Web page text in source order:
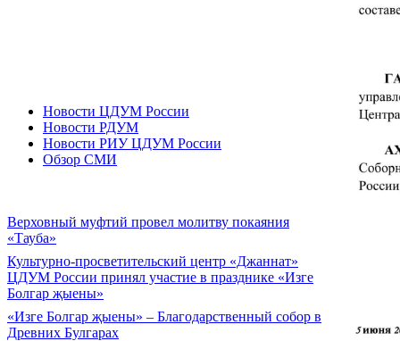
Новости ЦДУМ России
Новости РДУМ
Новости РИУ ЦДУМ России
Обзор СМИ
Верховный муфтий провел молитву покаяния
«Тауба»
Культурно-просветительский центр «Джаннат»
ЦДУМ России принял участие в празднике «Изге
Болгар җыены»
«Изге Болгар җыены» – Благодарственный собор в
Древних Булгарах